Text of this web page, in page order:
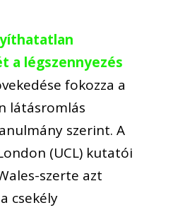
a légszennyezés
fokozza a
látásromlás
szerint. A
(UCL) kutatói
szerte azt
csekély